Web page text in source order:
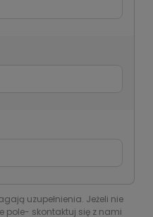
uzupełnienia. Jeżeli nie
pole- skontaktuj się z nami